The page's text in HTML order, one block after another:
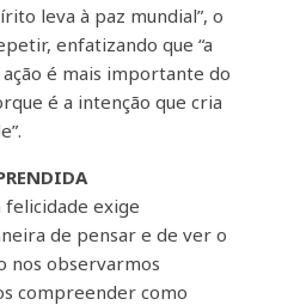
leva à paz mundial”, o
enfatizando que “a
é mais importante do
é a intenção que cria
felicidade exige
de pensar e de ver o
nos observarmos
compreender como